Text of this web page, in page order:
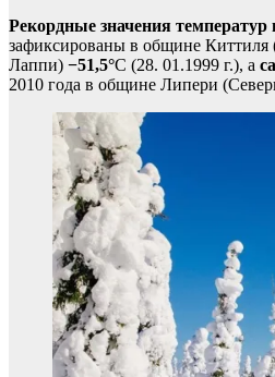
Рекордные значения
зафиксированы в общине Киттиля
Лаппи) −51,5°C (28. 01.1999 г.), а
2010 года в общине Липери